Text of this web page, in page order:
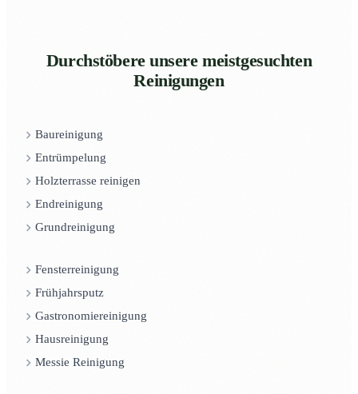
Durchstöbere unsere meistgesuchten
Reinigungen
Baureinigung
Entrümpelung
Holzterrasse reinigen
Endreinigung
Grundreinigung
Fensterreinigung
Frühjahrsputz
Gastronomiereinigung
Hausreinigung
Messie Reinigung